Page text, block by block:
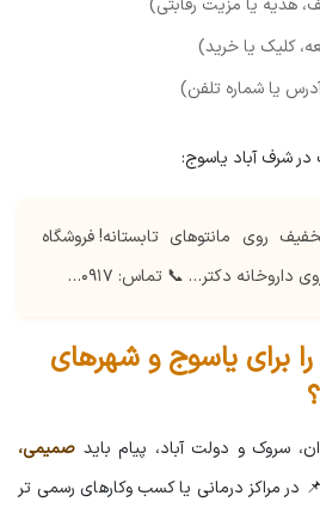
هدیه یا مزیت رقابتی)
کلیک یا خرید)
یا شماره تلفن)
شرف آباد یاسوج:
فروشگاه
داروخانه دکتر… 📞 تماس: ۰۹۱۷…
برای یاسوج و شهرهای
سروک و دولت آباد، پیام باید صمیمی،
📌 در مراکز درمانی یا کسب وکارهای رسمی تر